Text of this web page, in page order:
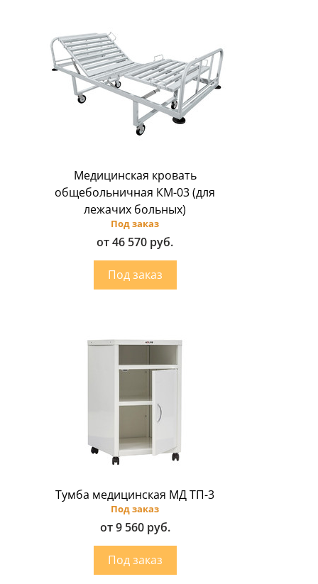
Медицинская кровать
общебольничная КМ-03 (для
лежачих больных)
Под заказ
от 46 570 руб.
Тумба медицинская МД ТП-3
Под заказ
от 9 560 руб.